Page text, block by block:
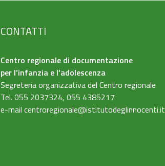
CONTATTI
Centro regionale di documentazione
per l’infanzia e l'adolescenza
Segreteria organizzativa del Centro regionale
Tel. 055 2037324, 055 4385217
e-mail centroregionale@istitutodeglinnocenti.it